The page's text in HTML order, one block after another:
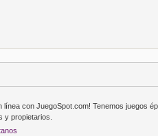
línea con JuegoSpot.com! Tenemos juegos
y propietarios.